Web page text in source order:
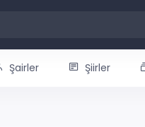
Şairler Şiirler